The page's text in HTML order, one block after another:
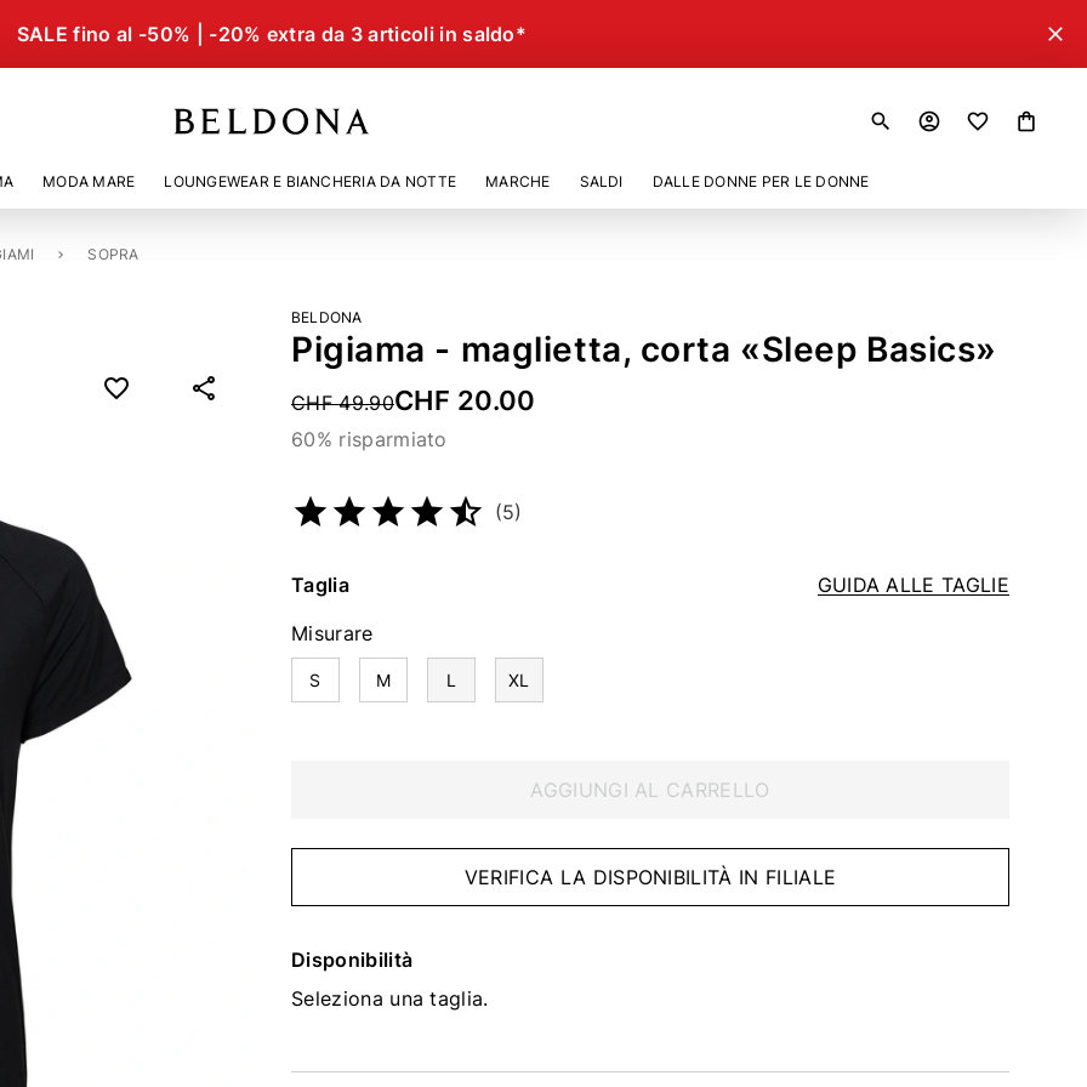
SALE fino al -50% | -20% extra da 3 articoli in saldo* close
search account_circle shopping_bag
MODA MARE LOUNGEWEAR E BIANCHERIA DA NOTTE MARCHE SALDI DALLE DONNE PER LE DONNE
SOPRA
BELDONA
Pigiama - maglietta, corta «Sleep Basics»
Price reduced from
CHF 49.90CHF 20.00
60% risparmiato
(5)
GUIDA ALLE TAGLIE
Taglia
Misurare
S M L XL
AGGIUNGI AL CARRELLO
VERIFICA LA DISPONIBILITÀ IN FILIALE
Disponibilità
Seleziona una taglia.